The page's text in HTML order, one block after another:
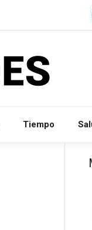
Tiempo